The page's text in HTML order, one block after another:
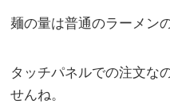
麺の量は普通のラーメン
タッチパネルでの注文な
せんね。